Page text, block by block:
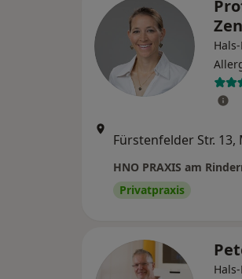
HNO PRAXIS am
Privatpraxis